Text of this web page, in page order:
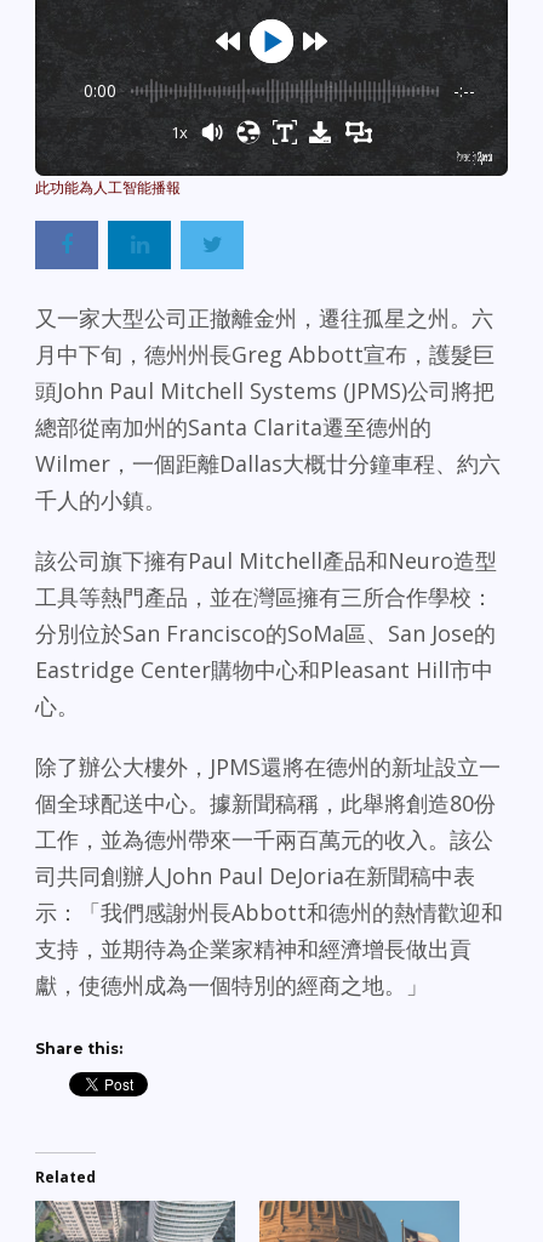
0:00 -:--
1x
GSpeech
又一家大型公司正撤離金州，遷往孤星之州。六
月中下旬，德州州長Greg Abbott宣布，護髮巨
頭John Paul Mitchell Systems (JPMS)公司將把
總部從南加州的Santa Clarita遷至德州的
Wilmer，一個距離Dallas大概廿分鐘車程、約六
千人的小鎮。
該公司旗下擁有Paul Mitchell產品和Neuro造型
工具等熱門產品，並在灣區擁有三所合作學校：
分別位於San Francisco的SoMa區、San Jose的
Eastridge Center購物中心和Pleasant Hill市中
心。
除了辦公大樓外，JPMS還將在德州的新址設立一
個全球配送中心。據新聞稿稱，此舉將創造80份
工作，並為德州帶來一千兩百萬元的收入。該公
司共同創辦人John Paul DeJoria在新聞稿中表
示：「我們感謝州長Abbott和德州的熱情歡迎和
支持，並期待為企業家精神和經濟增長做出貢
獻，使德州成為一個特別的經商之地。」
Share this:
Related